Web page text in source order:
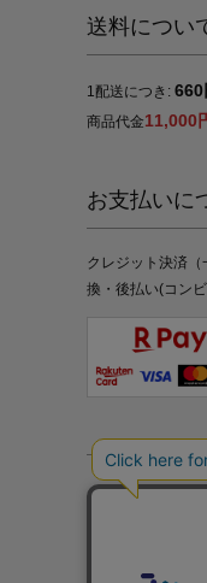
送料につい
1配送につき: 660
商品代金11,000
お支払いに
クレジット決済
換・後払い(コン